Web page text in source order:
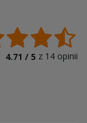
4.71 / 5 z 14 opinii